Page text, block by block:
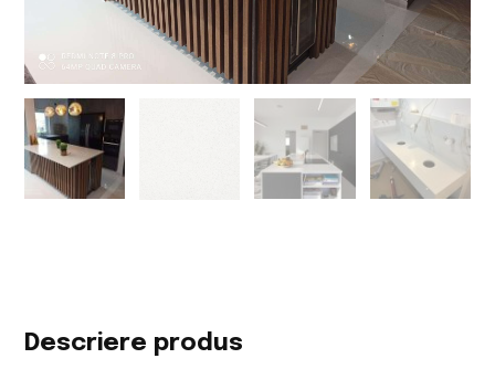
Descriere produs